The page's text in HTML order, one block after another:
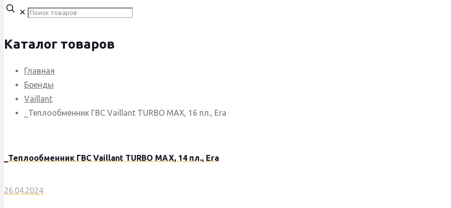
✕
Каталог товаров
Главная
Бренды
Vaillant
_Теплообменник ГВС Vaillant TURBO MAX, 16 пл., Era
_Теплообменник ГВС Vaillant TURBO MAX, 14 пл., Era
26.04.2024